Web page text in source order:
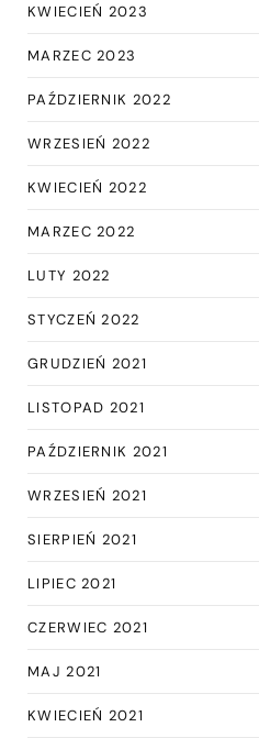
KWIECIEŃ 2023
MARZEC 2023
PAŹDZIERNIK 2022
WRZESIEŃ 2022
KWIECIEŃ 2022
MARZEC 2022
LUTY 2022
STYCZEŃ 2022
GRUDZIEŃ 2021
LISTOPAD 2021
PAŹDZIERNIK 2021
WRZESIEŃ 2021
SIERPIEŃ 2021
LIPIEC 2021
CZERWIEC 2021
MAJ 2021
KWIECIEŃ 2021